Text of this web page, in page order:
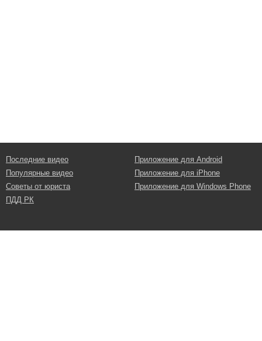
Последние видео
Популярные видео
Советы от юриста
ПДД РК
Приложение для Android
Приложение для iPhone
Приложение для Windows Phone